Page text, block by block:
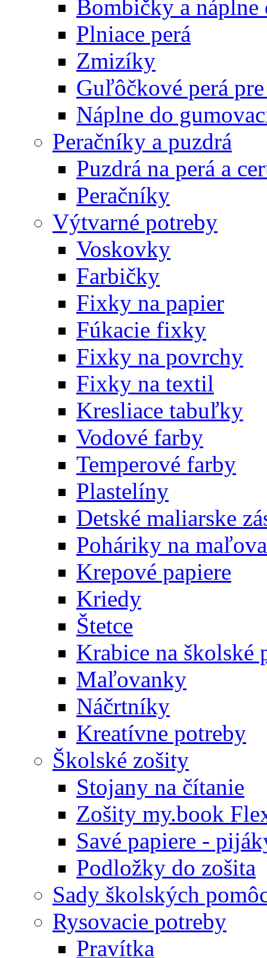
Bombičky a náplne
Plniace perá
Zmizíky
Guľôčkové perá
Náplne do
Peračníky a puzdrá
Puzdrá na perá a
Peračníky
Výtvarné potreby
Voskovky
Farbičky
Fixky na papier
Fúkacie fixky
Fixky na povrchy
Fixky na textil
Kresliace tabuľky
Vodové farby
Temperové farby
Plastelíny
Detské maliarske
Poháriky na
Krepové papiere
Kriedy
Štetce
Krabice na školské
Maľovanky
Náčrtníky
Kreatívne potreby
Školské zošity
Stojany na čítanie
Zošity my.book
Savé papiere -
Podložky do zošita
Sady školských
Rysovacie potreby
Pravítka